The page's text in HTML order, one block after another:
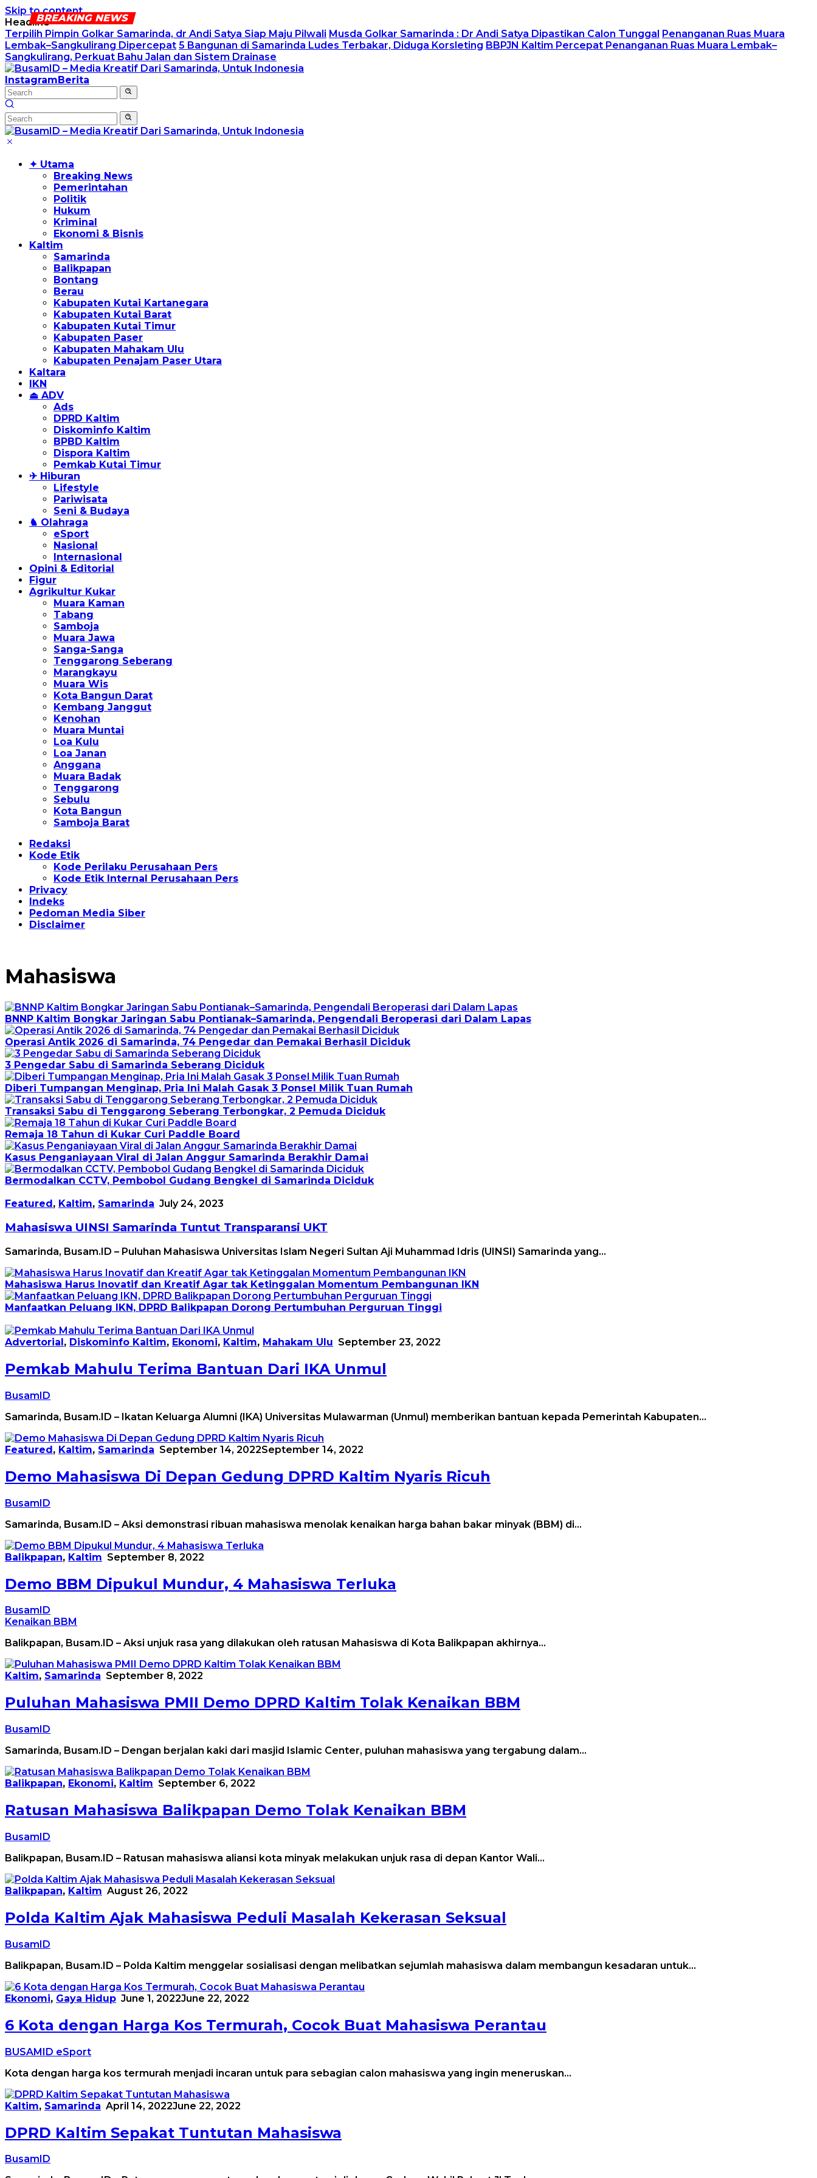
Skip to content
Headline
Terpilih Pimpin Golkar Samarinda, dr Andi Satya Siap Maju Pilwali Musda Golkar Samarinda : Dr Andi Satya Dipastikan Calon Tunggal Penanganan Ruas Muara
Lembak–Sangkulirang Dipercepat 5 Bangunan di Samarinda Ludes Terbakar, Diduga Korsleting BBPJN Kaltim Percepat Penanganan Ruas Muara Lembak–
Sangkulirang, Perkuat Bahu Jalan dan Sistem Drainase
InstagramBerita
✦ Utama
Breaking News
Pemerintahan
Politik
Hukum
Kriminal
Ekonomi & Bisnis
Kaltim
Samarinda
Balikpapan
Bontang
Berau
Kabupaten Kutai Kartanegara
Kabupaten Kutai Barat
Kabupaten Kutai Timur
Kabupaten Paser
Kabupaten Mahakam Ulu
Kabupaten Penajam Paser Utara
Kaltara
IKN
⏏ ADV
Ads
DPRD Kaltim
Diskominfo Kaltim
BPBD Kaltim
Dispora Kaltim
Pemkab Kutai Timur
✈ Hiburan
Lifestyle
Pariwisata
Seni & Budaya
♞ Olahraga
eSport
Nasional
Internasional
Opini & Editorial
Figur
Agrikultur Kukar
Muara Kaman
Tabang
Samboja
Muara Jawa
Sanga-Sanga
Tenggarong Seberang
Marangkayu
Muara Wis
Kota Bangun Darat
Kembang Janggut
Kenohan
Muara Muntai
Loa Kulu
Loa Janan
Anggana
Muara Badak
Tenggarong
Sebulu
Kota Bangun
Samboja Barat
Redaksi
Kode Etik
Kode Perilaku Perusahaan Pers
Kode Etik Internal Perusahaan Pers
Privacy
Indeks
Pedoman Media Siber
Disclaimer
Mahasiswa
BNNP Kaltim Bongkar Jaringan Sabu Pontianak–Samarinda, Pengendali Beroperasi dari Dalam Lapas
Operasi Antik 2026 di Samarinda, 74 Pengedar dan Pemakai Berhasil Diciduk
3 Pengedar Sabu di Samarinda Seberang Diciduk
Diberi Tumpangan Menginap, Pria Ini Malah Gasak 3 Ponsel Milik Tuan Rumah
Transaksi Sabu di Tenggarong Seberang Terbongkar, 2 Pemuda Diciduk
Remaja 18 Tahun di Kukar Curi Paddle Board
Kasus Penganiayaan Viral di Jalan Anggur Samarinda Berakhir Damai
Bermodalkan CCTV, Pembobol Gudang Bengkel di Samarinda Diciduk
Featured, Kaltim, Samarinda July 24, 2023
Mahasiswa UINSI Samarinda Tuntut Transparansi UKT
Samarinda, Busam.ID – Puluhan Mahasiswa Universitas Islam Negeri Sultan Aji Muhammad Idris (UINSI) Samarinda yang…
Mahasiswa Harus Inovatif dan Kreatif Agar tak Ketinggalan Momentum Pembangunan IKN
Manfaatkan Peluang IKN, DPRD Balikpapan Dorong Pertumbuhan Perguruan Tinggi
Advertorial, Diskominfo Kaltim, Ekonomi, Kaltim, Mahakam Ulu September 23, 2022
Pemkab Mahulu Terima Bantuan Dari IKA Unmul
BusamID
Samarinda, Busam.ID – Ikatan Keluarga Alumni (IKA) Universitas Mulawarman (Unmul) memberikan bantuan kepada Pemerintah Kabupaten…
Featured, Kaltim, Samarinda September 14, 2022September 14, 2022
Demo Mahasiswa Di Depan Gedung DPRD Kaltim Nyaris Ricuh
BusamID
Samarinda, Busam.ID – Aksi demonstrasi ribuan mahasiswa menolak kenaikan harga bahan bakar minyak (BBM) di…
Balikpapan, Kaltim September 8, 2022
Demo BBM Dipukul Mundur, 4 Mahasiswa Terluka
BusamID
Kenaikan BBM
Balikpapan, Busam.ID – Aksi unjuk rasa yang dilakukan oleh ratusan Mahasiswa di Kota Balikpapan akhirnya…
Kaltim, Samarinda September 8, 2022
Puluhan Mahasiswa PMII Demo DPRD Kaltim Tolak Kenaikan BBM
BusamID
Samarinda, Busam.ID – Dengan berjalan kaki dari masjid Islamic Center, puluhan mahasiswa yang tergabung dalam…
Balikpapan, Ekonomi, Kaltim September 6, 2022
Ratusan Mahasiswa Balikpapan Demo Tolak Kenaikan BBM
BusamID
Balikpapan, Busam.ID – Ratusan mahasiswa aliansi kota minyak melakukan unjuk rasa di depan Kantor Wali…
Balikpapan, Kaltim August 26, 2022
Polda Kaltim Ajak Mahasiswa Peduli Masalah Kekerasan Seksual
BusamID
Balikpapan, Busam.ID – Polda Kaltim menggelar sosialisasi dengan melibatkan sejumlah mahasiswa dalam membangun kesadaran untuk…
Ekonomi, Gaya Hidup June 1, 2022June 22, 2022
6 Kota dengan Harga Kos Termurah, Cocok Buat Mahasiswa Perantau
BUSAMID eSport
Kota dengan harga kos termurah menjadi incaran untuk para sebagian calon mahasiswa yang ingin meneruskan…
Kaltim, Samarinda April 14, 2022June 22, 2022
DPRD Kaltim Sepakat Tuntutan Mahasiswa
BusamID